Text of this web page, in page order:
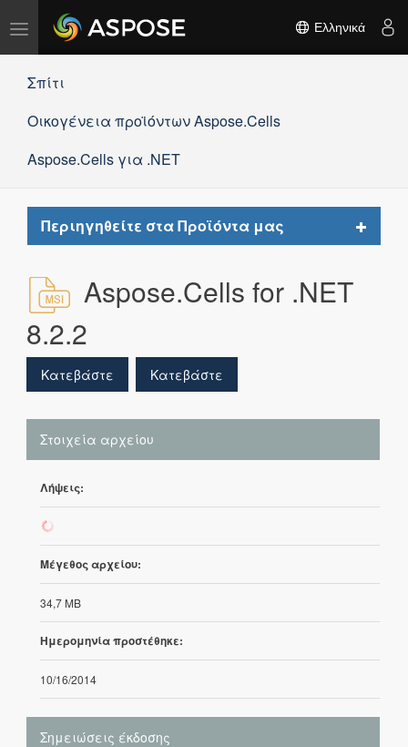
Εναλλαγή
πλοήγησης
Ελληνικά
Σπίτι
Οικογένεια προϊόντων Aspose.Cells
Aspose.Cells για .NET
Περιηγηθείτε στα Προϊόντα μας
Toggle
Aspose.Cells for .NET
8.2.2
Κατεβάστε Κατεβάστε
Στοιχεία αρχείου
Λήψεις:
933
Μέγεθος αρχείου:
34,7 MB
Ημερομηνία προστέθηκε:
10/16/2014
Σημειώσεις έκδοσης